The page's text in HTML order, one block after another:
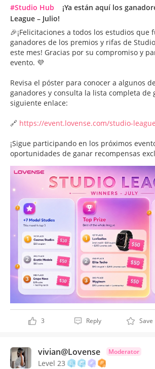
#Studio Hub
¡Ya están aquí los
League – Julio!
🎉¡Felicitaciones a todos los estudios que
ganadores de los premios y rifas de
este mes! Gracias por su compromiso y
evento. 💜
Revisa el póster para conocer a algunos
ganadores y consulta la lista completa de
siguiente enlace:
🔗 https://event.lovense.com/studio-
¡Sigue participando en los próximos
oportunidades de ganar recompensas
3 Reply Save
vivian@Lovense Moderator
Level 23